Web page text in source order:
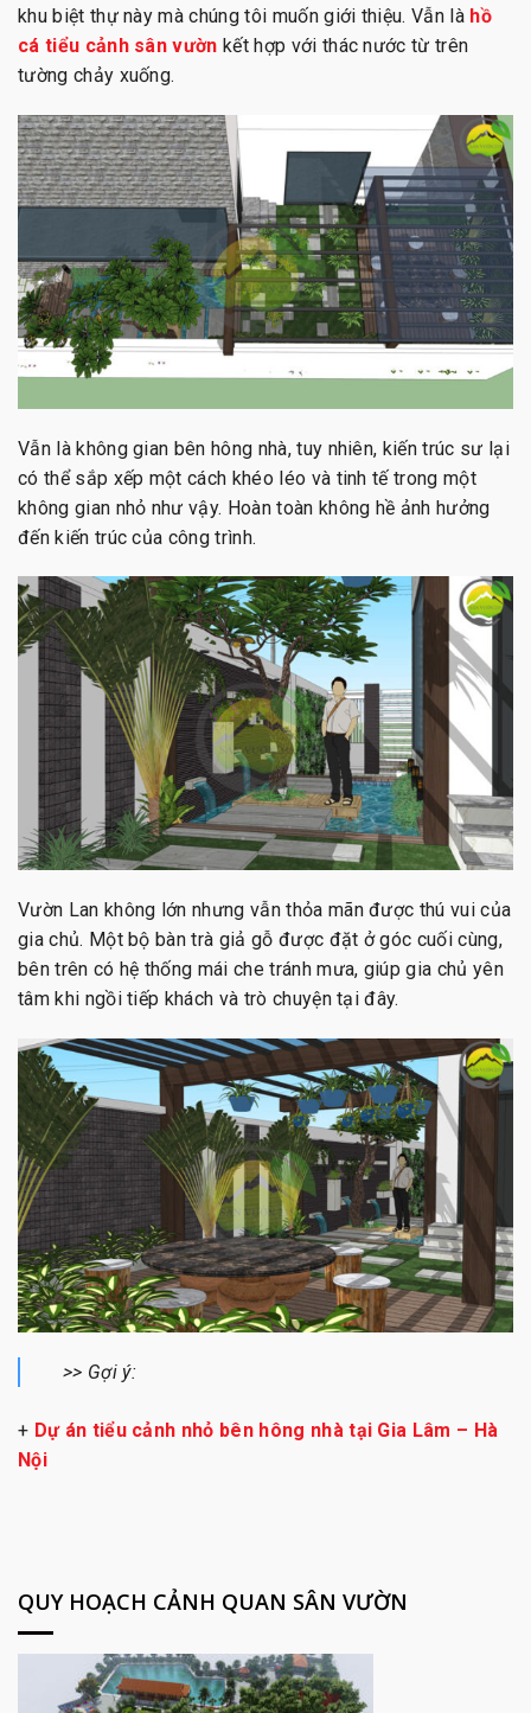
khu biệt thự này mà chúng tôi muốn giới thiệu. Vẫn là hồ
cá tiểu cảnh sân vườn kết hợp với thác nước từ trên
tường chảy xuống.
Vẫn là không gian bên hông nhà, tuy nhiên, kiến trúc sư lại
có thể sắp xếp một cách khéo léo và tinh tế trong một
không gian nhỏ như vậy. Hoàn toàn không hề ảnh hưởng
đến kiến trúc của công trình.
Vườn Lan không lớn nhưng vẫn thỏa mãn được thú vui của
gia chủ. Một bộ bàn trà giả gỗ được đặt ở góc cuối cùng,
bên trên có hệ thống mái che tránh mưa, giúp gia chủ yên
tâm khi ngồi tiếp khách và trò chuyện tại đây.
>> Gợi ý:
+ Dự án tiểu cảnh nhỏ bên hông nhà tại Gia Lâm – Hà
Nội
QUY HOẠCH CẢNH QUAN SÂN VƯỜN